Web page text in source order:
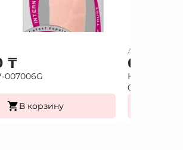
₸
007006G
В корзину
Арт-7897
6 000
Насадка
026213